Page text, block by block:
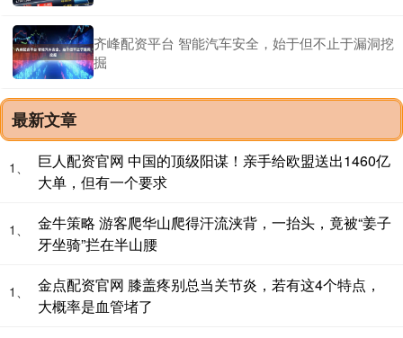
齐峰配资平台 智能汽车安全，始于但不止于漏洞挖
掘
最新文章
1、
巨人配资官网 中国的顶级阳谋！亲手给欧盟送出1460亿
大单，但有一个要求
1、
金牛策略 游客爬华山爬得汗流浃背，一抬头，竟被“姜子
牙坐骑”拦在半山腰
1、
金点配资官网 膝盖疼别总当关节炎，若有这4个特点，
大概率是血管堵了